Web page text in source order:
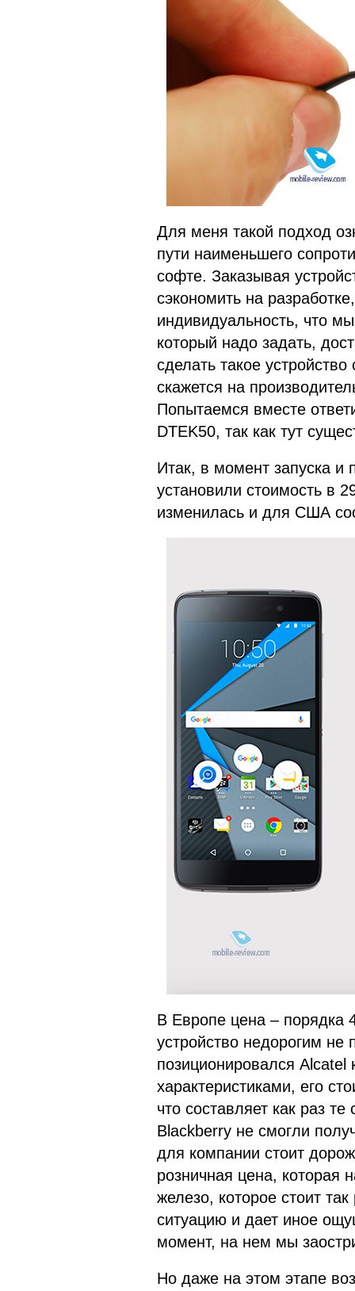
Для меня такой подход
пути наименьшего
софте. Заказывая
сэкономить на
индивидуальность, что
который надо задать,
сделать такое
скажется на
Попытаемся вместе
DTEK50, так как тут
Итак, в момент запуска и
установили стоимость в
изменилась и для США
В Европе цена – порядка
устройство недорогим не
позиционировался Alcatel
характеристиками, его
что составляет как раз
Blackberry не смогли
для компании стоит
розничная цена,
железо, которое стоит
ситуацию и дает иное
момент, на нем мы
Но даже на этом этапе